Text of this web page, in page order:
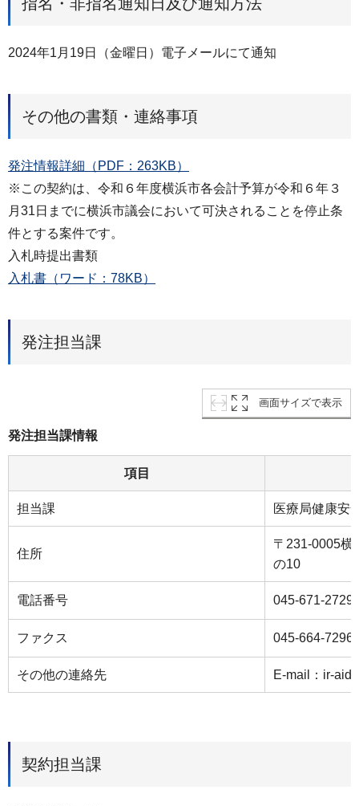
2024年1月19日（金曜日）電子メールにて通知
その他の書類・連絡事項
発注情報詳細（PDF：263KB）
※この契約は、令和６年度横浜市各会計予算が令和６年３
月31日までに横浜市議会において可決されることを停止条
件とする案件です。
入札時提出書類
入札書（ワード：78KB）
発注担当課
画面サイズで表示
発注担当課情報
項目
担当課 医療局健康安
住所
〒231-0005横
の10
電話番号 045-671-2729
ファクス 045-664-7296
その他の連絡先 E-mail：ir-
契約担当課